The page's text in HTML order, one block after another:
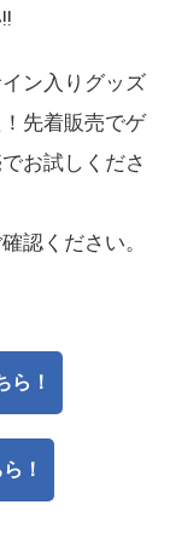
ン入りグッズ
先着販売でゲ
お試しくださ
認ください。
ら！
！